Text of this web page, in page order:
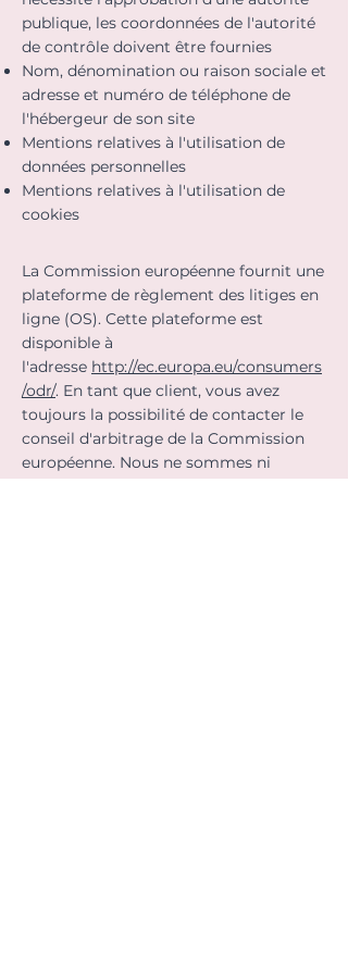
publique, les coordonnées de l'autorité
de contrôle doivent être fournies
Nom, dénomination ou raison sociale et
adresse et numéro de téléphone de
l'hébergeur de son site
Mentions relatives à l'utilisation de
données personnelles
Mentions relatives à l'utilisation de
cookies
La Commission européenne fournit une
plateforme de règlement des litiges en
ligne (OS). Cette plateforme est
disponible à
l'adresse http://ec.europa.eu/consumers
/odr/. En tant que client, vous avez
toujours la possibilité de contacter le
conseil d'arbitrage de la Commission
européenne. Nous ne sommes ni